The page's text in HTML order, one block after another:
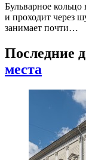
Бульварное
и проходит через
занимает почти…
Последние
места